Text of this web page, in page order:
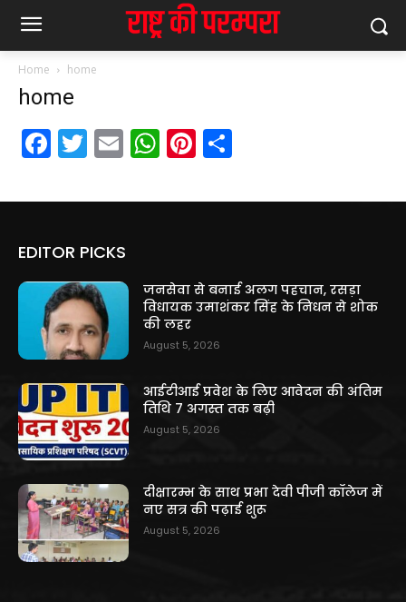
Home home
home
Facebook
Twitter
EmailWhatsApp
Pinterest
EDITOR PICKS
जनसेवा से बनाई अलग पहचान, रसड़ा
विधायक उमाशंकर सिंह के निधन से शोक
की लहर
August 5, 2026
आईटीआई प्रवेश के लिए आवेदन की अंतिम
तिथि 7 अगस्त तक बढ़ी
August 5, 2026
दीक्षारम्भ के साथ प्रभा देवी पीजी कॉलेज में
नए सत्र की पढ़ाई शुरू
August 5, 2026